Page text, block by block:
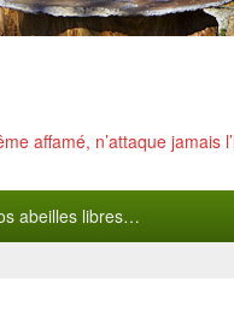
affamé, n’attaque jamais
abeilles libres…